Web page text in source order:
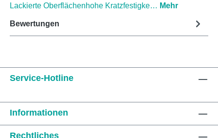
Lackierte Oberflächenhohe Kratzfestigke… Mehr
Bewertungen
Service-Hotline
Informationen
Rechtliches